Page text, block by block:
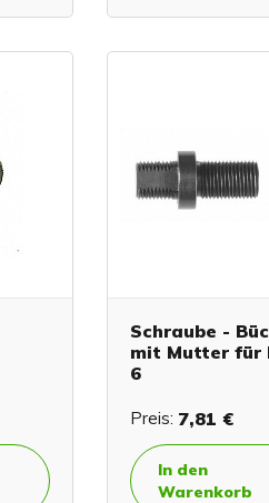
Schraube -
mit Mutter für
6
Preis: 7,81 €
In den
Warenkorb